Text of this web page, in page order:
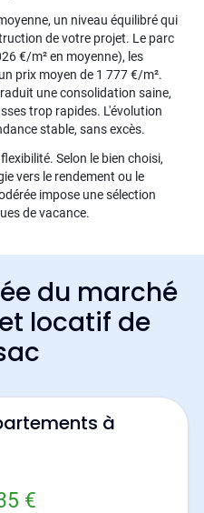
un niveau équilibré qui
de votre projet. Le parc
€/m² en moyenne), les
prix moyen de 1 777 €/m².
une consolidation saine,
trop rapides. L'évolution
stable, sans excès.
Selon le bien choisi,
vers le rendement ou le
impose une sélection
de vacance.
du marché
locatif de
à
€